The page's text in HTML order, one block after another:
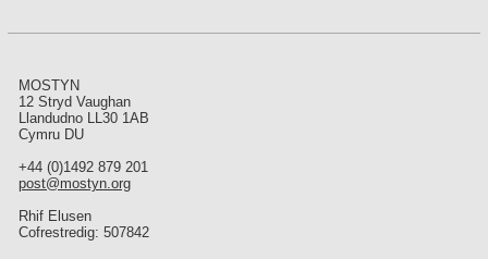
MOSTYN
12 Stryd Vaughan
Llandudno LL30 1AB
Cymru DU
+44 (0)1492 879 201
post@mostyn.org
Rhif Elusen
Cofrestredig: 507842